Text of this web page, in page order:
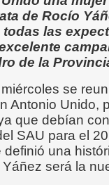
de Rocío
las
de la
se
Antonio Unido,
que debían
SAU para el
definió una
será la